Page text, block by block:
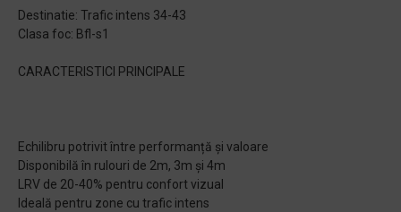
Destinatie: Trafic intens 34-43
Clasa foc: Bfl-s1
CARACTERISTICI PRINCIPALE
Echilibru potrivit între performanță și valoare
Disponibilă în rulouri de 2m, 3m și 4m
LRV de 20-40% pentru confort vizual
Ideală pentru zone cu trafic intens